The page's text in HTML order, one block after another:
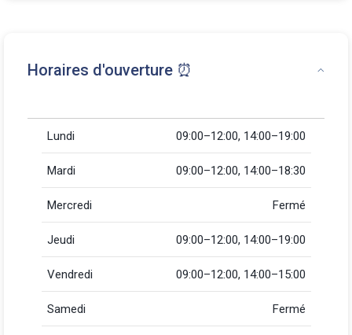
Horaires d'ouverture ⏰
Lundi 09:00–12:00, 14:00–19:00
Mardi 09:00–12:00, 14:00–18:30
Mercredi Fermé
Jeudi 09:00–12:00, 14:00–19:00
Vendredi 09:00–12:00, 14:00–15:00
Samedi Fermé